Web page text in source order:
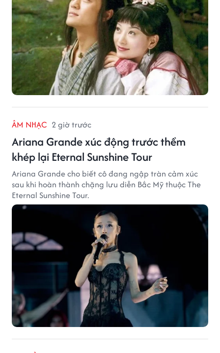
ÂM NHẠC 2 giờ trước
Ariana Grande xúc động trước thềm
khép lại Eternal Sunshine Tour
Ariana Grande cho biết cô đang ngập tràn cảm xúc
sau khi hoàn thành chặng lưu diễn Bắc Mỹ thuộc The
Eternal Sunshine Tour.